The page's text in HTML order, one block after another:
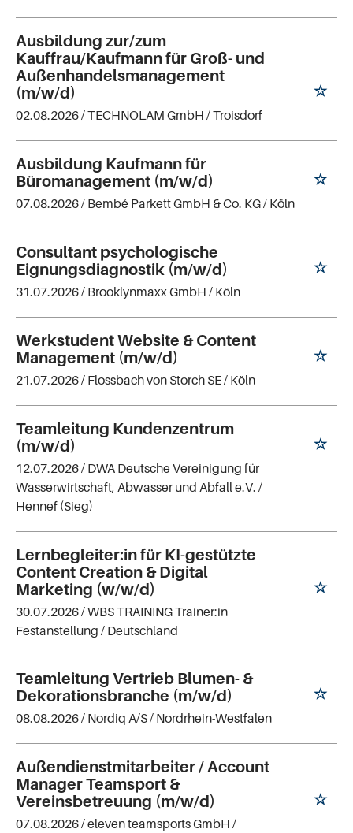
Ausbildung zur/zum
Kauffrau/Kaufmann für Groß- und
Außenhandelsmanagement
(m/w/d)
02.08.2026 /TECHNOLAM GmbH / Troisdorf
Ausbildung Kaufmann für
Büromanagement (m/w/d)
07.08.2026 / Bembé Parkett GmbH & Co. KG/ Köln
Consultant psychologische
Eignungsdiagnostik (m/w/d)
31.07.2026 / Brooklynmaxx GmbH / Köln
Werkstudent Website & Content
Management (m/w/d)
21.07.2026 / Flossbach von Storch SE/ Köln
Teamleitung Kundenzentrum
(m/w/d)
12.07.2026 / DWA Deutsche Vereinigung für
Wasserwirtschaft, Abwasser und Abfall e.V. /
Hennef (Sieg)
Lernbegleiter:in für KI-gestützte
Content Creation & Digital
Marketing (w/w/d)
30.07.2026 /WBS TRAINING Trainer:in
Festanstellung / Deutschland
Teamleitung Vertrieb Blumen- &
Dekorationsbranche (m/w/d)
08.08.2026 / Nordiq A/S/ Nordrhein-Westfalen
Außendienstmitarbeiter / Account
Manager Teamsport &
Vereinsbetreuung (m/w/d)
07.08.2026 /eleven teamsports GmbH /